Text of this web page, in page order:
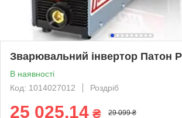
Зварювальний інвертор Патон
В наявності
Код: 1014027012
Роздріб
25 025,14 ₴ 29 099 ₴